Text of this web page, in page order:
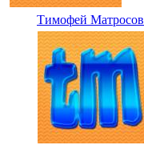
Тимофей Матросов